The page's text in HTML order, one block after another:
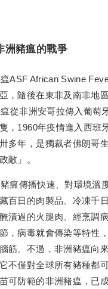
洲豬瘟的戰爭
ASF African Swine
，隨後在東非及南非地區
從非洲安哥拉傳入葡萄
，1960年疫情進入西班
多年，是獨裁者佛朗哥
敵」。
瘟傳播快速、對環境溫
百日的肉製品、冷凍千
漬過的火腿肉、經烹調
，病毒就會傳染等特性
筋。不過，非洲豬瘟向
不僅對全球所有豬種都
可防範的非洲豬瘟，已